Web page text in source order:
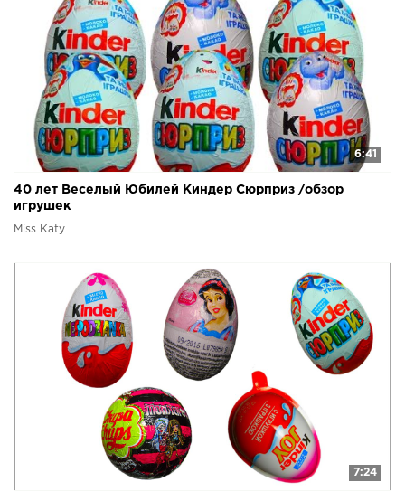
6:41
40 лет Веселый Юбилей Киндер Сюрприз /обзор
игрушек
Miss Katy
7:24